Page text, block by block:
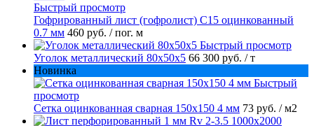
Быстрый просмотр
Гофрированный лист (гофролист) С15 оцинкованный
0.7 мм 460 руб. / пог. м
Быстрый просмотр
Уголок металлический 80х50х5 66 300 руб. / т
Новинка
Быстрый
просмотр
Сетка оцинкованная сварная 150х150 4 мм 73 руб. / м2